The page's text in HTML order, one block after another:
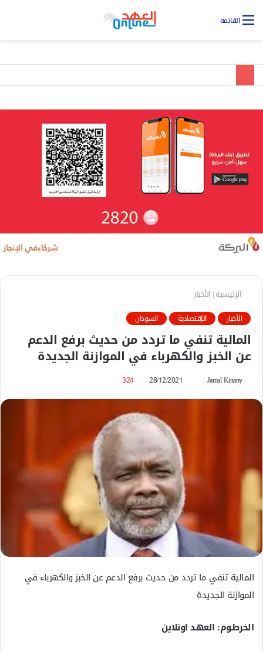
القائمة
الرئيسية| الأخبار
الأخبار الإقتصادية السودان
المالية تنفي ما تردد من حديث برفع الدعم
عن الخبز والكهرباء في الموازنة الجديدة
Jamal Kinany
ك
و
ن
28/12/2021
324
المالية تنفي ما تردد من حديث برفع الدعم عن الخبز والكهرباء في
الموازنة الجديدة
الخرطوم: العهد اونلاين